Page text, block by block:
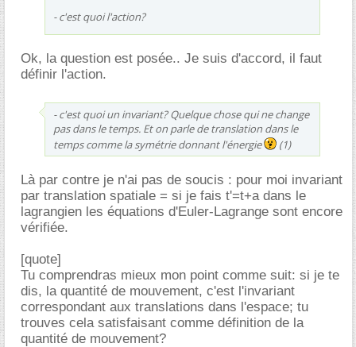
- c'est quoi l'action?
Ok, la question est posée.. Je suis d'accord, il faut
définir l'action.
- c'est quoi un invariant? Quelque chose qui ne change
pas dans letemps. Et on parle de translation dans le
tempscomme la symétrie donnant l'énergie (1)
Là par contre je n'ai pas de soucis : pour moi invariant
par translation spatiale = si je fais t'=t+a dans le
lagrangien les équations d'Euler-Lagrange sont encore
vérifiée.
[quote]
Tu comprendras mieux mon point comme suit: si je te
dis, la quantité de mouvement, c'est l'invariant
correspondant aux translations dans l'espace; tu
trouves cela satisfaisant comme définition de la
quantité de mouvement?